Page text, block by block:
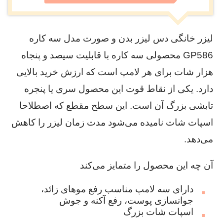
لیزر خانگی دس لیزر بدن و صورت مدل سه کاره
GP586 محصولی سه کاره با قابلیت سیصد و پنجاه
هزار شات برای هر لامپ است که ارزش خرید بالایی
دارد. یکی از نقاط قوت این محصول سری یا پنجره
تابشی بزرگ آن است. این سطح مقطع که اصطلاحا
اسپات شات نامیده می‌شود مدت زمان لیزر را کاهش
می‌دهد.
آن چه این محصول را متمایز می‌کند
دارای سه لامپ مناسب رفع موهای زائد،
جوانسازی پوست، رفع آکنه و جوش
اسپات شات بزرگ